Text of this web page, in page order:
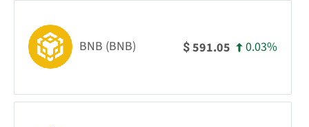
BNB (BNB) $591.05 0.03%